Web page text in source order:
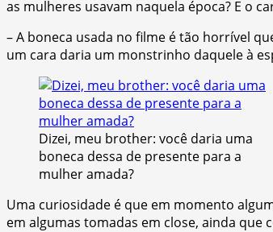
as mulheres usavam naquela época? E o
– A boneca usada no filme é tão horrível
um cara daria um monstrinho daquele à
Dizei, meu brother: você daria uma
boneca dessa de presente para a
mulher amada?
Uma curiosidade é que em momento
em algumas tomadas em close, ainda que